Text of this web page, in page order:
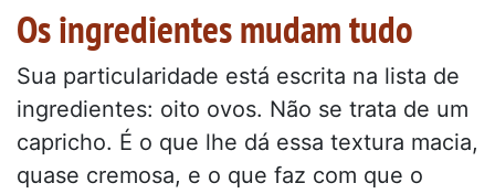
Os ingredientes mudam tudo
Sua particularidade está escrita na lista de
ingredientes: oito ovos. Não se trata de um
capricho. É o que lhe dá essa textura macia,
quase cremosa, e o que faz com que o